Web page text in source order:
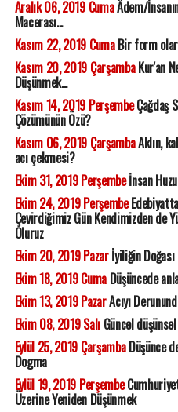
Aralık 06, 2019 CumaÂdem/
Macerası...
Kasım 22, 2019 CumaBir form
Kasım 20, 2019 ÇarşambaKur'an
Düşünmek...
Kasım 14, 2019 PerşembeÇağdaş
Çözümünün Özü?
Kasım 06, 2019 ÇarşambaAklın,
acı çekmesi?
Ekim 31, 2019 Perşembeİnsan
Ekim 24, 2019 Perşembe
Çevirdiğimiz Gün Kendimizden de
Oluruz
Ekim 20, 2019 Pazarİyiliğin Doğası
Ekim 18, 2019 CumaDüşüncede
Ekim 13, 2019 PazarAcıyı
Ekim 08, 2019 SalıGüncel
Eylül 25, 2019 ÇarşambaDüşünce
Dogma
Eylül 19, 2019 Perşembe
Üzerine Yeniden Düşünmek